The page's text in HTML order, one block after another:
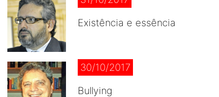
Existência e essência
30/10/2017
Bullying